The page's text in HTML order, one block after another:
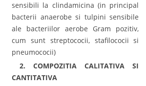
sensibili la clindamicina (in principal
bacterii anaerobe si tulpini sensibile
ale bacteriilor aerobe Gram pozitiv,
cum sunt streptococii, stafilococii si
pneumococii)
2. COMPOZITIA CALITATIVA SI
CANTITATIVA